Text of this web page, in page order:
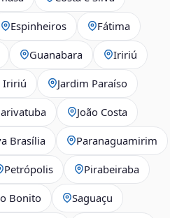
Espinheiros Fátima
Guanabara Iririú
Iririú Jardim Paraíso
João Costa
Brasília Paranaguamirim
Petrópolis Pirabeiraba
Bonito Saguaçu